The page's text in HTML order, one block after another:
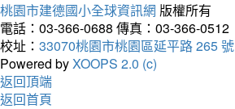
桃園市建德國小全球資訊網 版權所有
電話：03-366-0688 傳真：03-366-0512
校址： 33070桃園市桃園區延平路 265 號
Powered byXOOPS 2.0 (c)
返回頂端
返回首頁